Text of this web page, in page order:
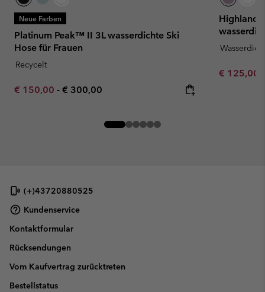
Neue Farben
Platinum Peak™ II 3L wasserdichte Ski
Hose für Frauen
Recycelt
Minimum sale price:
€ 150,00 - Maximum price:
€ 300,00
Highland
Wasserdicht
Sale price:
€ 125,00
(+)43720880525
Kundenservice
Kontaktformular
Rücksendungen
Vom Kaufvertrag zurücktreten
Bestellstatus